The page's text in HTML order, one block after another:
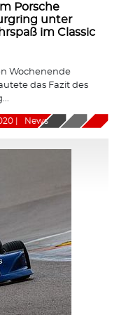
Porsche
unter
im Classic
Wochenende
das Fazit des
News